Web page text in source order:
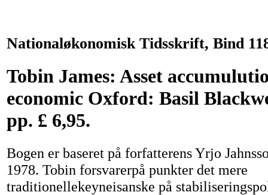
Nationaløkonomisk Tidsskrift, Bind
Tobin James: Asset
economic Oxford: Basil
pp. £ 6,95.
Bogen er baseret på forfatterens Yrjo
1978. Tobin forsvarerpå punkter det mere
traditionellekeyneisanske på